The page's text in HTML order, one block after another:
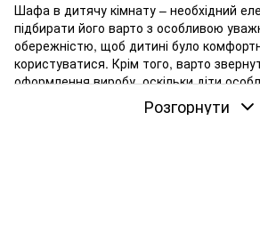
Шафа в дитячу кімнату – необхідний
підбирати його варто з особливою
обережністю, щоб дитині було
користуватися. Крім того, варто
оформлення виробу, оскільки діти
яскраві тони та красиві картинки, різних
мультяшних персонажів. Такий дизайн
Розгорнути